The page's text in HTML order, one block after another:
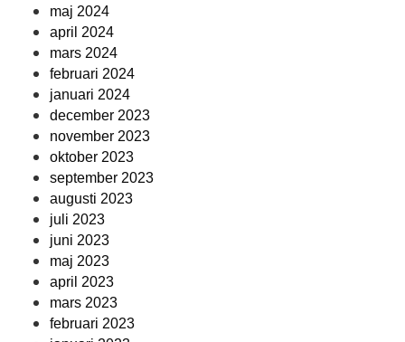
maj 2024
april 2024
mars 2024
februari 2024
januari 2024
december 2023
november 2023
oktober 2023
september 2023
augusti 2023
juli 2023
juni 2023
maj 2023
april 2023
mars 2023
februari 2023